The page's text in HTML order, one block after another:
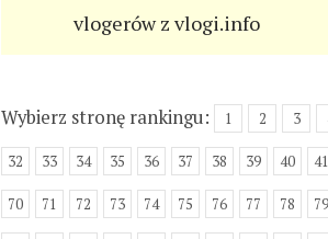
vlogerów z vlogi.info
Wybierz stronę rankingu: 1 2 3
32 33 34 35 36 37 38 39 40 41
70 71 72 73 74 75 76 77 78 79